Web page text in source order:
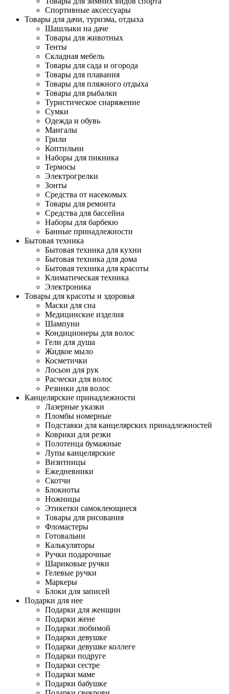
Спортивные аксессуары
Товары для дачи, туризма, отдыха
Шашлыки на даче
Товары для животных
Тенты
Складная мебель
Товары для сада и огорода
Товары для плавания
Товары для пляжного отдыха
Товары для рыбалки
Туристическое снаряжение
Сумки
Одежда и обувь
Мангалы
Грили
Коптильни
Наборы для пикника
Термосы
Электрогрелки
Зонты
Средства от насекомых
Товары для ремонта
Средства для бассейна
Наборы для барбекю
Банные принадлежности
Бытовая техника
Бытовая техника для кухни
Бытовая техника для дома
Бытовая техника для красоты
Климатическая техника
Электроника
Товары для красоты и здоровья
Маски для сна
Медицинские изделия
Шампуни
Кондиционеры для волос
Гели для душа
Жидкое мыло
Косметички
Лосьон для рук
Расчески для волос
Резинки для волос
Канцелярские принадлежности
Лазерные указки
Пломбы номерные
Подставки для канцелярских принадлежностей
Коврики для резки
Полотенца бумажные
Лупы канцелярские
Визитницы
Ежедневники
Скотчи
Блокноты
Ножницы
Этикетки самоклеющиеся
Товары для рисования
Фломастеры
Готовальни
Калькуляторы
Ручки подарочные
Шариковые ручки
Гелевые ручки
Маркеры
Блоки для записей
Подарки для нее
Подарки для женщин
Подарки жене
Подарки любимой
Подарки девушке
Подарки девушке коллеге
Подарки подруге
Подарки сестре
Подарки маме
Подарки бабушке